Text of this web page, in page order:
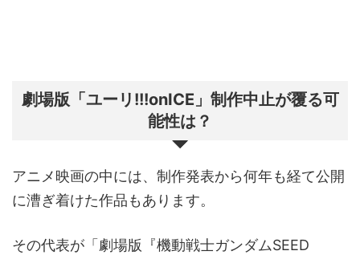
劇場版「ユーリ!!!onICE」制作中止が覆る可
能性は？
アニメ映画の中には、制作発表から何年も経て公開
に漕ぎ着けた作品もあります。
その代表が「劇場版『機動戦士ガンダムSEED